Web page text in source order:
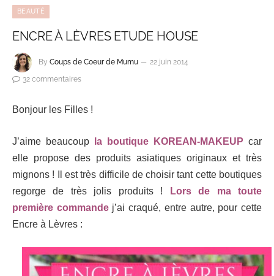
BEAUTÉ
ENCRE À LÈVRES ETUDE HOUSE
By Coups de Coeur de Mumu
22 juin 2014
32 commentaires
Bonjour les Filles !
J’aime beaucoup la boutique KOREAN-MAKEUP car
elle propose des produits asiatiques originaux et très
mignons ! Il est très difficile de choisir tant cette boutiques
regorge de très jolis produits !
Lors de ma toute
première commandej’ai craqué, entre autre, pour cette
Encre à Lèvres :